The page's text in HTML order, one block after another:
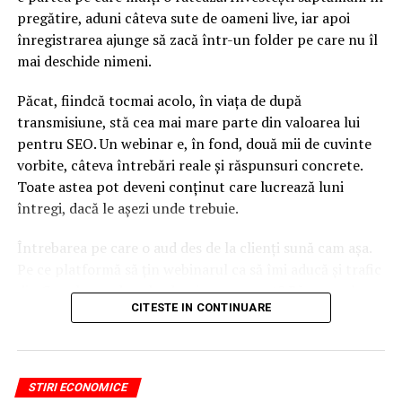
Țara cu cea mai mare speranță de viață din lume
produce doi noi miliardari pe săptămână
Veste șoc despre pensii. De ce acești români nu-și vor
mai putea încasa pensiile
pregătire, aduni câteva sute de oameni live, iar apoi
înregistrarea ajunge să zacă într-un folder pe care nu îl
mai deschide nimeni.
Păcat, fiindcă tocmai acolo, în viața de după
transmisiune, stă cea mai mare parte din valoarea lui
pentru SEO. Un webinar e, în fond, două mii de cuvinte
vorbite, câteva întrebări reale și răspunsuri concrete.
Toate astea pot deveni conținut care lucrează luni
întregi, dacă le așezi unde trebuie.
Întrebarea pe care o aud des de la clienți sună cam așa.
din Google, nu doar lead-uri pe moment? Răspunsul
scurt e că platforma contează, dar nu în felul în care
Nu cel mai tare software câștigă, ci acela care îți lasă
conținutul liber, indexabil și ușor de reutilizat. Hai să o
CITESTE IN CONTINUARE
STIRI ECONOMICE